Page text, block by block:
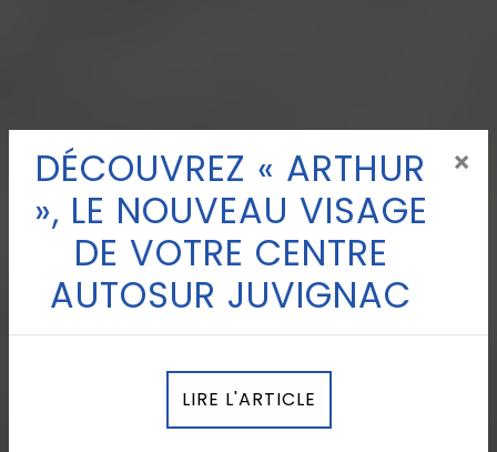
DÉCOUVREZ « ARTHUR
», LE NOUVEAU VISAGE
DE VOTRE CENTRE
AUTOSUR JUVIGNAC
×
LIRE L'ARTICLE